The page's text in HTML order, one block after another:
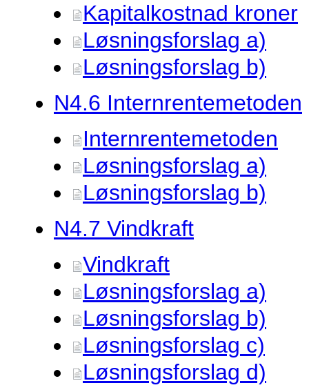
Kapitalkostnad kroner
Løsningsforslag a)
Løsningsforslag b)
N4.6 Internrentemetoden
Internrentemetoden
Løsningsforslag a)
Løsningsforslag b)
N4.7 Vindkraft
Vindkraft
Løsningsforslag a)
Løsningsforslag b)
Løsningsforslag c)
Løsningsforslag d)